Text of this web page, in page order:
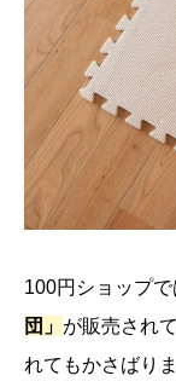
100円ショップで
団」 が販売され
れてもかさばりま